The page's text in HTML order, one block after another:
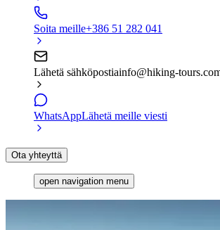
Soita meille+386 51 282 041
Lähetä sähköpostiainfo@hiking-
WhatsAppLähetä meille viesti
Ota yhteyttä
open navigation menu